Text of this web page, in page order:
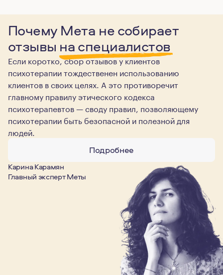
Почему Мета не собирает
отзывы на специалистов
Если коротко, сбор отзывов у клиентов
психотерапии тождественен использованию
клиентов в своих целях. А это противоречит
главному правилу этического кодекса
психотерапевтов — своду правил, позволяющему
психотерапии быть безопасной и полезной для
людей.
Подробнее
Карина Карамян
Главный эксперт Меты